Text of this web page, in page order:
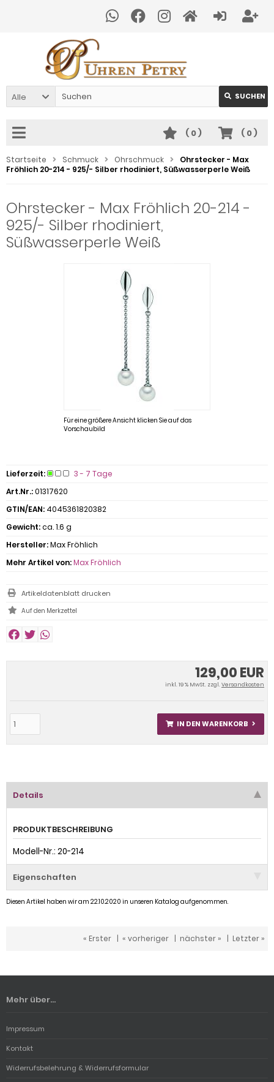
Alle SUCHEN
( 0)
( 0)
Startseite Schmuck Ohrschmuck
Ohrstecker - Max
Fröhlich 20-214 - 925/- Silber rhodiniert, Süßwasserperle Weiß
Ohrstecker - Max Fröhlich 20-214 -
925/- Silber rhodiniert,
Süßwasserperle Weiß
Für eine größere Ansicht klicken Sie auf das
Vorschaubild
129,00 EUR
inkl. 19 % MwSt. zzgl.Versandkosten
IN DEN WARENKORB
Lieferzeit:
3 - 7 Tage
Art.Nr.:01317620
GTIN/EAN: 4045361820382
Gewicht:ca. 1.6 g
Hersteller:Max Fröhlich
Mehr Artikel von:Max Fröhlich
Artikeldatenblatt drucken
Details
PRODUKTBESCHREIBUNG
Modell-Nr.: 20-214
Eigenschaften
Diesen Artikel haben wir am 22.10.2020 in unseren Katalog aufgenommen.
« Erster | « vorheriger | nächster » | Letzter »
Mehr über...
Impressum
Kontakt
Widerrufsbelehrung & Widerrufsformular